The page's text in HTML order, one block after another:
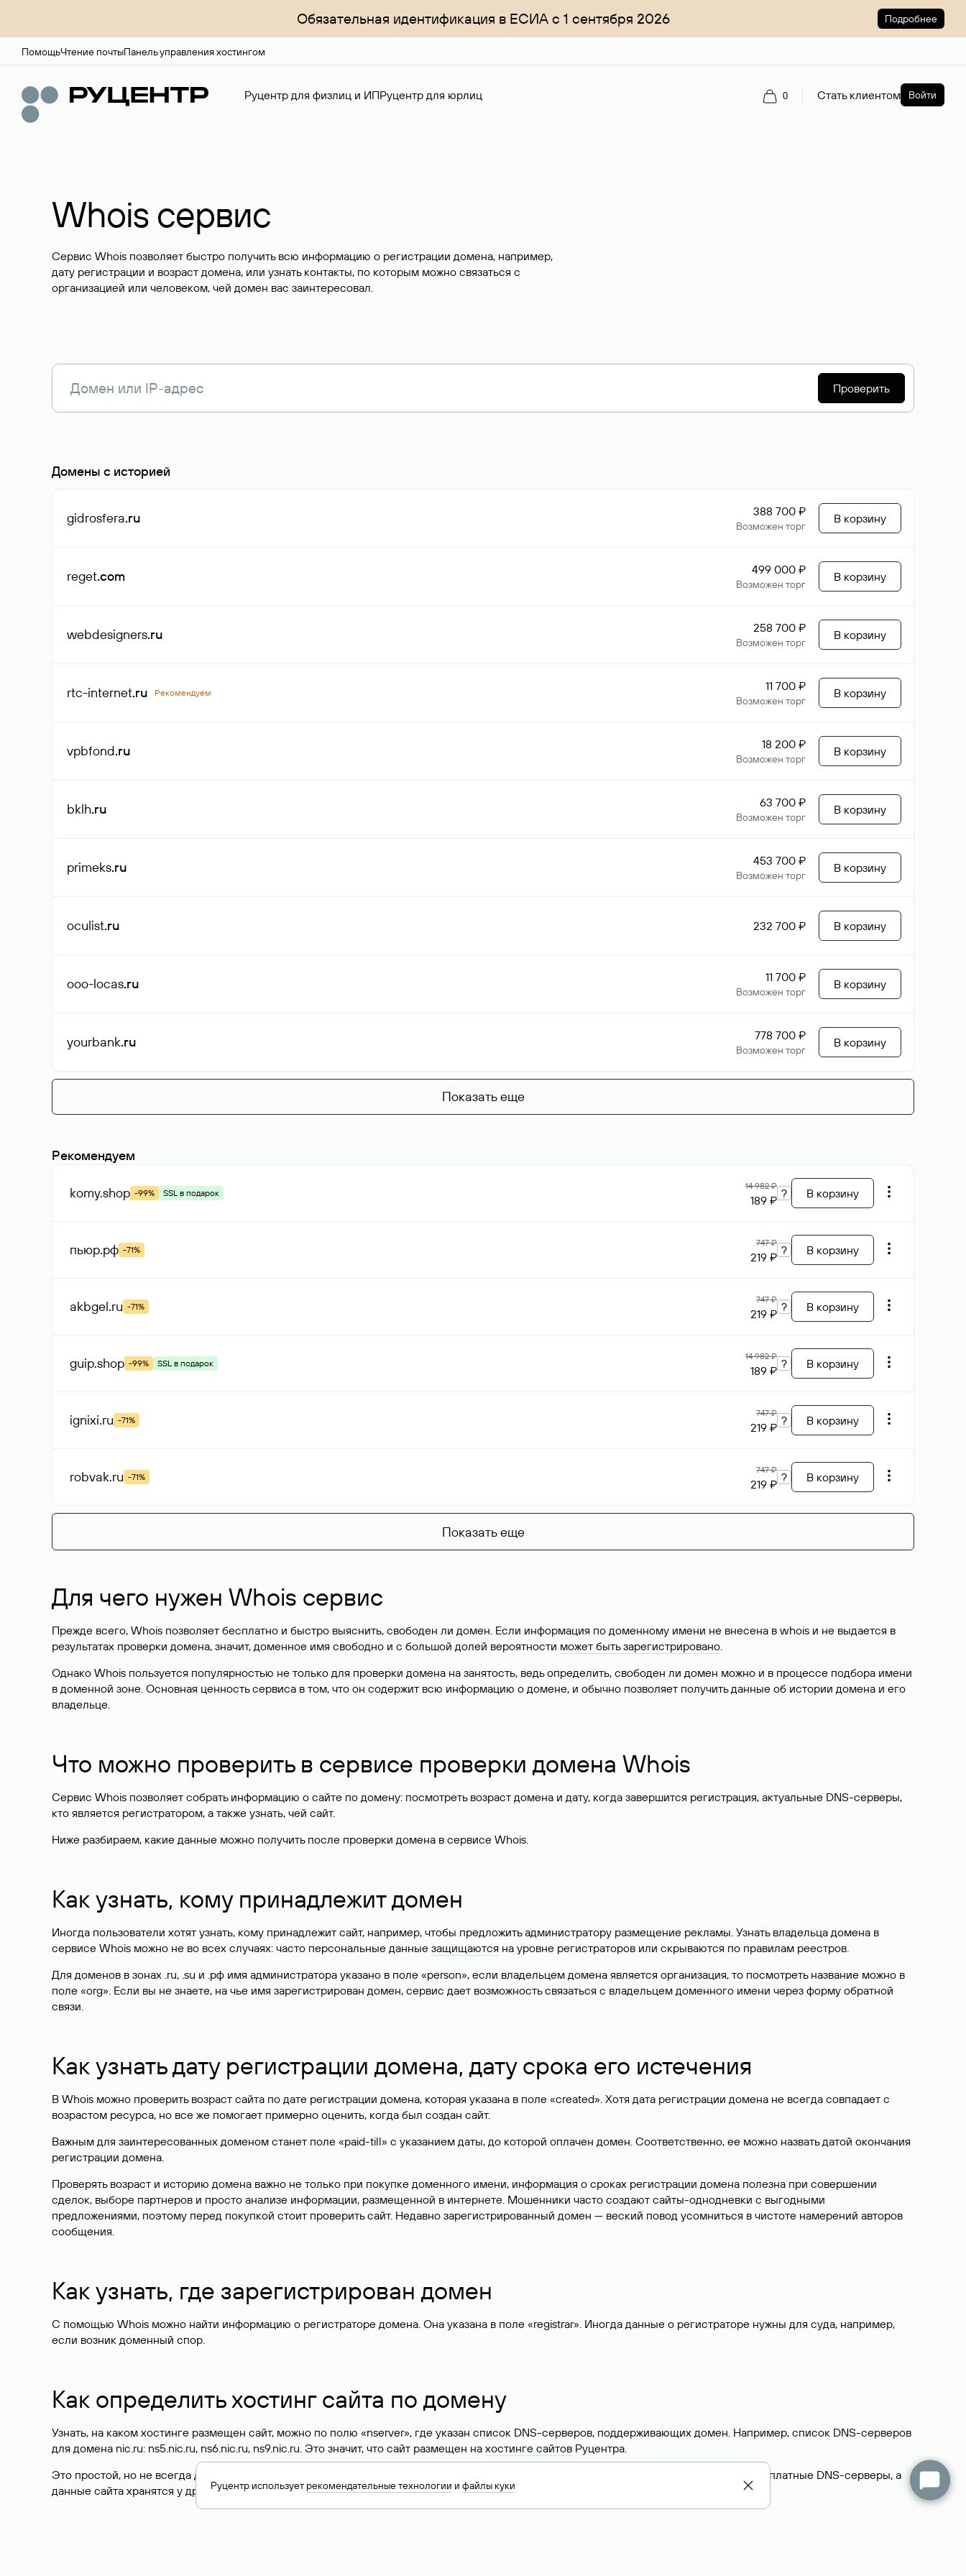
Обязательная идентификация в ЕСИА с 1 сентября 2026 Подробнее
ПомощьЧтение почтыПанель управления хостингом
Руцентр для физлиц и ИПРуцентр для юрлиц 0 Стать клиентом Войти
Whois сервис
Сервис Whois позволяет быстро получить всю информацию о регистрации домена, например,
дату регистрации и возраст домена, или узнать контакты, по которым можно связаться с
организацией или человеком, чей домен вас заинтересовал.
Проверить
Домены с историей
gidrosfera.ru 388 700 ₽
Возможен торг
В корзину
reget.com 499 000 ₽
Возможен торг
В корзину
webdesigners.ru 258 700 ₽
Возможен торг
В корзину
rtc-internet.ru Рекомендуем 11 700 ₽
Возможен торг
В корзину
vpbfond.ru 18 200 ₽
Возможен торг
В корзину
bklh.ru 63 700 ₽
Возможен торг
В корзину
primeks.ru 453 700 ₽
Возможен торг
В корзину
oculist.ru 232 700 ₽ В корзину
ooo-locas.ru 11 700 ₽
Возможен торг
В корзину
yourbank.ru 778 700 ₽
Возможен торг
В корзину
Показать еще
Рекомендуем
komy.shop -99% SSL в подарок
14 982 ₽
189 ₽ ? В корзину
пьюр.рф -71%
747 ₽
219 ₽ ? В корзину
akbgel.ru -71%
747 ₽
219 ₽ ? В корзину
guip.shop -99% SSL в подарок
14 982 ₽
189 ₽ ? В корзину
ignixi.ru -71%
747 ₽
219 ₽ ? В корзину
robvak.ru -71%
747 ₽
219 ₽ ? В корзину
Показать еще
Для чего нужен Whois сервис
Прежде всего, Whois позволяет бесплатно и быстро выяснить, свободен ли домен. Если информация по доменному имени не внесена в whois и не выдается в
результатах проверки домена, значит, доменное имя свободно и с большой долей вероятности может быть зарегистрировано.
Однако Whois пользуется популярностью не только для проверки домена на занятость, ведь определить, свободен ли домен можно и в процессе подбора имени
в доменной зоне. Основная ценность сервиса в том, что он содержит всю информацию о домене, и обычно позволяет получить данные об истории домена и его
владельце.
Что можно проверить в сервисе проверки домена Whois
Сервис Whois позволяет собрать информацию о сайте по домену: посмотреть возраст домена и дату, когда завершится регистрация, актуальные DNS-серверы,
кто является регистратором, а также узнать, чей сайт.
Ниже разбираем, какие данные можно получить после проверки домена в сервисе Whois.
Как узнать, кому принадлежит домен
Иногда пользователи хотят узнать, кому принадлежит сайт, например, чтобы предложить администратору размещение рекламы. Узнать владельца домена в
сервисе Whois можно не во всех случаях: часто персональные данные защищаются на уровне регистраторов или скрываются по правилам реестров.
Для доменов в зонах .ru, .su и .рф имя администратора указано в поле «person», если владельцем домена является организация, то посмотреть название можно в
поле «org». Если вы не знаете, на чье имя зарегистрирован домен, сервис дает возможность связаться с владельцем доменного имени через форму обратной
связи.
Как узнать дату регистрации домена, дату срока его истечения
В Whois можно проверить возраст сайта по дате регистрации домена, которая указана в поле «created». Хотя дата регистрации домена не всегда совпадает с
возрастом ресурса, но все же помогает примерно оценить, когда был создан сайт.
Важным для заинтересованных доменом станет поле «paid-till» с указанием даты, до которой оплачен домен. Соответственно, ее можно назвать датой окончания
регистрации домена.
Проверять возраст и историю домена важно не только при покупке доменного имени, информация о сроках регистрации домена полезна при совершении
сделок, выборе партнеров и просто анализе информации, размещенной в интернете. Мошенники часто создают сайты-однодневки с выгодными
предложениями, поэтому перед покупкой стоит проверить сайт. Недавно зарегистрированный домен — веский повод усомниться в чистоте намерений авторов
сообщения.
Как узнать, где зарегистрирован домен
С помощью Whois можно найти информацию о регистраторе домена. Она указана в поле «registrar». Иногда данные о регистраторе нужны для суда, например,
если возник доменный спор.
Как определить хостинг сайта по домену
Узнать, на каком хостинге размещен сайт, можно по полю «nserver», где указан список DNS-серверов, поддерживающих домен. Например, список DNS-серверов
для домена nic.ru: ns5.nic.ru, ns6.nic.ru, ns9.nic.ru. Это значит, что сайт размещен на хостинге сайтов Руцентра.
Это простой, но не всегда достоверный способ узнать хостинг-провайдера сайта. Иногда владельцы сайтов делегируют домен на бесплатные DNS-серверы, а
данные сайта хранятся у другого хостинг-провайдера.
Руцентр использует рекомендательные технологии и файлы куки